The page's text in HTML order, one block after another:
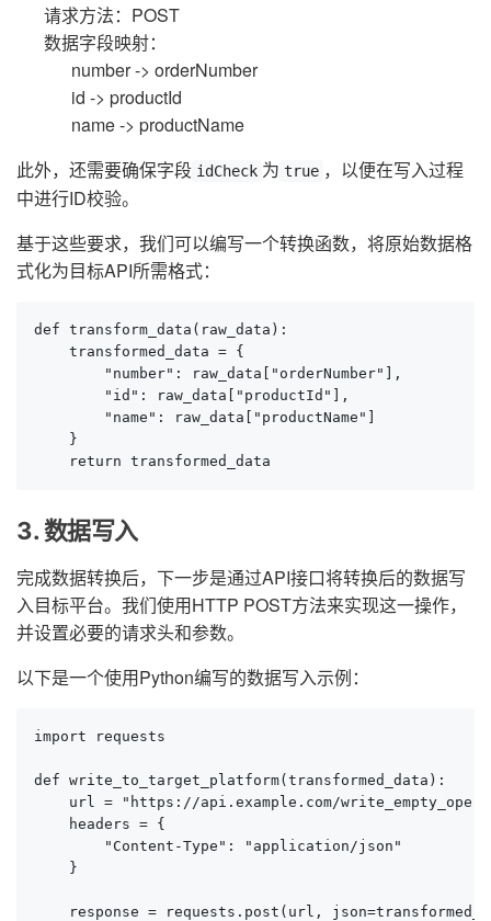
请求方法：POST
数据字段映射：
number -> orderNumber
id -> productId
name -> productName
此外，还需要确保字段 idCheck 为 true ，以便在写入过程
中进行ID校验。
基于这些要求，我们可以编写一个转换函数，将原始数据格
式化为目标API所需格式：
def transform_data(raw_data):
    transformed_data = {
        "number": raw_data["orderNumber"],
        "id": raw_data["productId"],
        "name": raw_data["productName"]
    }
    return transformed_data
3. 数据写入
完成数据转换后，下一步是通过API接口将转换后的数据写
入目标平台。我们使用HTTP POST方法来实现这一操作，
并设置必要的请求头和参数。
以下是一个使用Python编写的数据写入示例：
import requests
def write_to_target_platform(transformed_data):
url = "https://api.example.com/
    headers = {
        "Content-Type": "application/json"
    }
response = requests.post(url,